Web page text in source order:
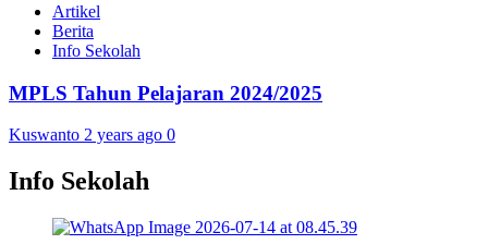
Artikel
Berita
Info Sekolah
MPLS Tahun Pelajaran 2024/2025
Kuswanto 2 years ago 0
Info Sekolah